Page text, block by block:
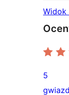
Widok
2
5